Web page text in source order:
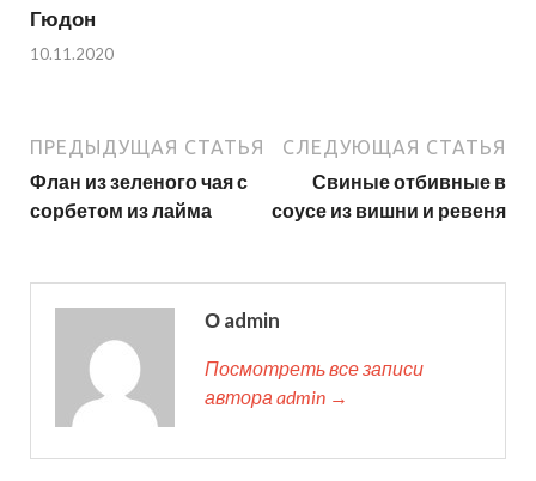
Гюдон
10.11.2020
ПРЕДЫДУЩАЯ СТАТЬЯ
Флан из зеленого чая с
сорбетом из лайма
СЛЕДУЮЩАЯ СТАТЬЯ
Свиные отбивные в
соусе из вишни и ревеня
О admin
Посмотреть все записи
автора admin →